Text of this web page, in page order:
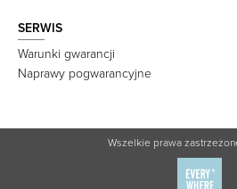
SERWIS
Warunki gwarancji
Naprawy pogwarancyjne
Wszelkie prawa